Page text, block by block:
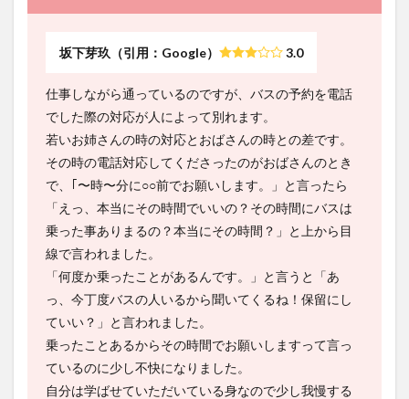
坂下芽玖（引用：Google） 3.0
仕事しながら通っているのですが、バスの予約を電話
でした際の対応が人によって別れます。
若いお姉さんの時の対応とおばさんの時との差です。
その時の電話対応してくださったのがおばさんのとき
で、｢〜時〜分に○○前でお願いします。」と言ったら
「えっ、本当にその時間でいいの？その時間にバスは
乗った事ありまるの？本当にその時間？」と上から目
線で言われました。
「何度か乗ったことがあるんです。」と言うと「あ
っ、今丁度バスの人いるから聞いてくるね！保留にし
ていい？」と言われました。
乗ったことあるからその時間でお願いしますって言っ
ているのに少し不快になりました。
自分は学ばせていただいている身なので少し我慢する